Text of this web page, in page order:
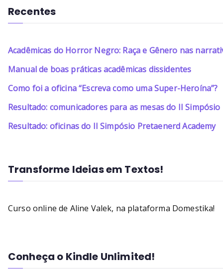
Recentes
Acadêmicas do Horror Negro: Raça e Gênero nas
Manual de boas práticas acadêmicas dissidentes
Como foi a oficina “Escreva como uma Super-Heroína”?
Resultado: comunicadores para as mesas do II
Resultado: oficinas do II Simpósio Pretaenerd Academy
Transforme Ideias em Textos!
Curso online de Aline Valek, na plataforma Domestika!
Conheça o Kindle Unlimited!